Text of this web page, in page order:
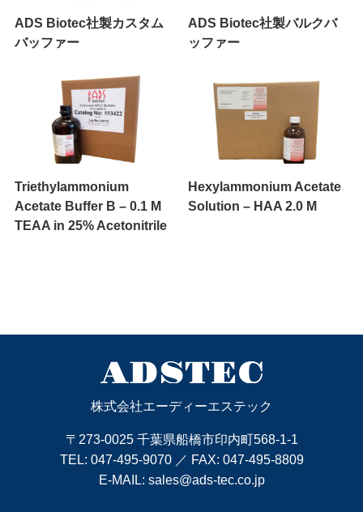
ADS Biotec社製カスタム
バッファー
ADS Biotec社製バルクバ
ッファー
Triethylammonium
Acetate Buffer B – 0.1 M
TEAA in 25% Acetonitrile
Hexylammonium Acetate
Solution – HAA 2.0 M
株式会社エーディーエステック
〒273-0025 千葉県船橋市印内町568-1-1
TEL: 047-495-9070／ FAX: 047-495-8809
E-MAIL: sales@ads-tec.co.jp